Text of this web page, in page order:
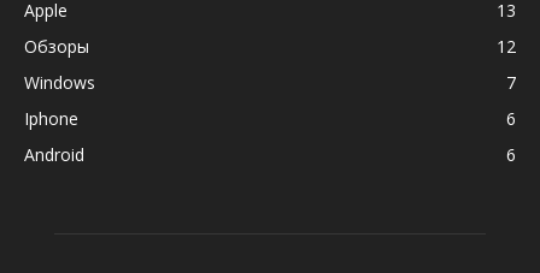
Apple
13
Обзоры
12
Windows
7
Iphone
6
Android
6